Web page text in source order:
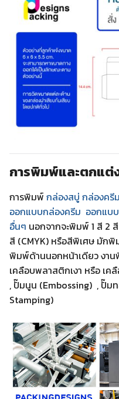
การพิมพ์และตกแ
การพิมพ์ กล่องสบู่ กล่องครีม
ออกแบบกล่องครีม ออกแบ
อื่นๆ นอกจากจะพิมพ์ 1 สี 2
สี (CMYK) หรือสีพิเศษ มัก
พิมพ์ด้านนอกหน้าเดียว งา
เคลือบพลาสติกเงา หรือ เ
, ปั๊มนูน (Embossing) , ปั๊
Stamping)